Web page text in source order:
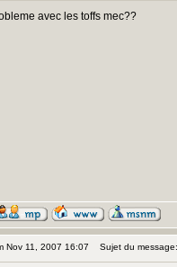
avec les toffs mec??
Nov 11, 2007 16:07 Sujet du message: